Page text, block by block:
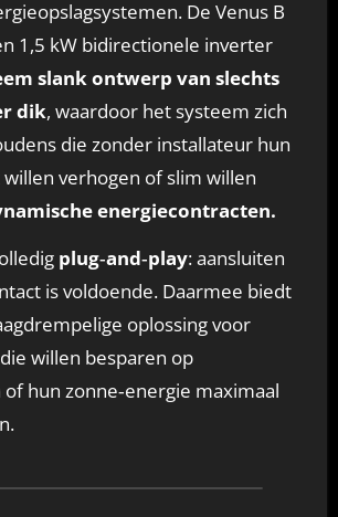
De Venus B
1,5 kW bidirectionele inverter
slank ontwerp van slechts
dik, waardoor het systeem zich
die zonder installateur hun
verhogen of slim willen
energiecontracten.
plug‑and‑play: aansluiten
is voldoende. Daarmee biedt
oplossing voor
willen besparen op
hun zonne‑energie maximaal